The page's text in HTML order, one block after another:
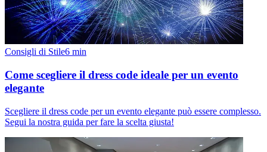
Consigli di Stile6 min
Come scegliere il dress code ideale per un evento
elegante
Scegliere il dress code per un evento elegante può essere complesso.
Segui la nostra guida per fare la scelta giusta!